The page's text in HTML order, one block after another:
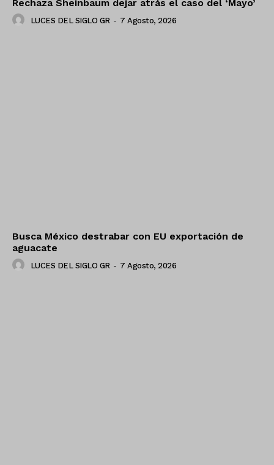
Rechaza Sheinbaum dejar atrás el caso del ‘Mayo’
LUCES DEL SIGLO GR - 7 Agosto, 2026
Busca México destrabar con EU exportación de
aguacate
LUCES DEL SIGLO GR - 7 Agosto, 2026